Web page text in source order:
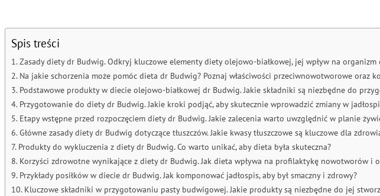
Spis treści
Zasady diety dr Budwig. Odkryj kluczowe elementy diety olejowo-białkowej, jej wpływ na organizm
Na jakie schorzenia może pomóc dieta dr Budwig? Poznaj właściwości przeciwnowotworowe oraz
Podstawowe produkty w diecie olejowo-białkowej dr Budwig. Jakie składniki są niezbędne do
Przygotowanie do diety dr Budwig. Jakie kroki podjąć, aby skutecznie wprowadzić zmiany w
Etapy wstępne przed rozpoczęciem diety dr Budwig. Jakie zalecenia warto uwzględnić w planie
Główne zasady diety dr Budwig dotyczące tłuszczów. Jakie kwasy tłuszczowe są kluczowe dla
Produkty do wykluczenia z diety dr Budwig. Co warto unikać, aby dieta była skuteczna?
Korzyści zdrowotne wynikające z diety dr Budwig. Jak dieta wpływa na profilaktykę nowotworów i
Przykłady posiłków w diecie dr Budwig. Jak komponować jadłospis, aby był smaczny i zdrowy?
Kluczowe składniki w przygotowaniu pasty budwigowej. Jakie produkty są niezbędne do jej